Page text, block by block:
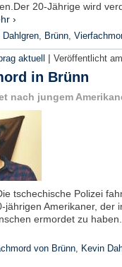
20-Jährige wird
›
Dahlgren, Brünn,
aktuell | Veröffentlicht
in Brünn
nach jungem
tschechische Polizei
jährigen Amerikaner, der
ermordet zu
von Brünn, Kevin